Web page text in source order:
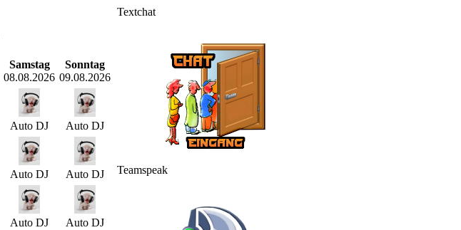
Samstag
08.08.2026
Sonntag
09.08.2026
Auto DJ Auto DJ
Auto DJ Auto DJ
Auto DJ Auto DJ
Textchat
Teamspeak